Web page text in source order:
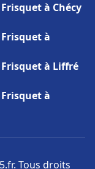
à Chécy
à
à Liffré
à
Tous droits